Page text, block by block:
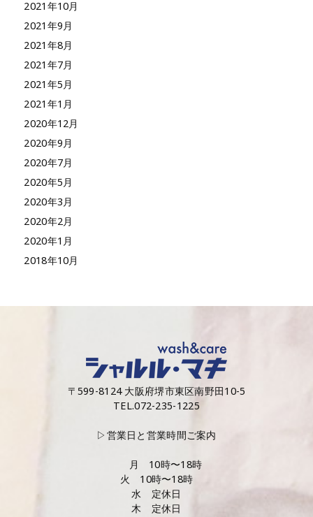
2021年10月
2021年9月
2021年8月
2021年7月
2021年5月
2021年1月
2020年12月
2020年9月
2020年7月
2020年5月
2020年3月
2020年2月
2020年1月
2018年10月
〒599-8124 大阪府堺市東区南野田10-5
TEL.072-235-1225
▷営業日と営業時間ご案内
月 10時〜18時
火 10時〜18時
水 定休日
木 定休日